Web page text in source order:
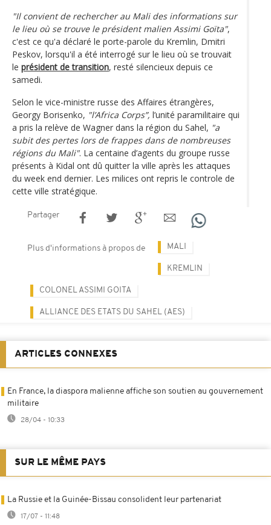
"Il convient de rechercher au Mali des informations sur
le lieu où se trouve le président malien Assimi Goïta",
c'est ce qu'a déclaré le porte-parole du Kremlin, Dmitri
Peskov, lorsqu'il a été interrogé sur le lieu où se trouvait
le président de transition, resté silencieux depuis ce
samedi.
Selon le vice-ministre russe des Affaires étrangères,
Georgy Borisenko, "l’Africa Corps”, l’unité paramilitaire qui
a pris la relève de Wagner dans la région du Sahel, "a
subit des pertes lors de frappes dans de nombreuses
régions du Mali". La centaine d’agents du groupe russe
présents à Kidal ont dû quitter la ville après les attaques
du week end dernier. Les milices ont repris le controle de
cette ville stratégique.
Partager
Plus d'informations à propos de MALI
KREMLIN
COLONEL ASSIMI GOITA
ALLIANCE DES ETATS DU SAHEL (AES)
ARTICLES CONNEXES
En France, la diaspora malienne affiche son soutien au gouvernement
militaire
28/04 - 10:33
SUR LE MÊME PAYS
La Russie et la Guinée-Bissau consolident leur partenariat
17/07 - 11:48